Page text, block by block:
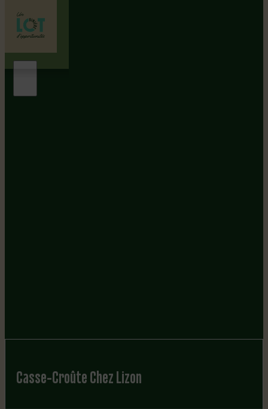
Casse-Croûte Chez Lizon